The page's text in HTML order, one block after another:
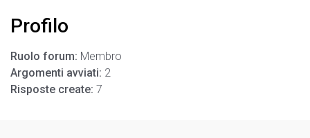
Profilo
Ruolo forum: Membro
Argomenti avviati: 2
Risposte create: 7